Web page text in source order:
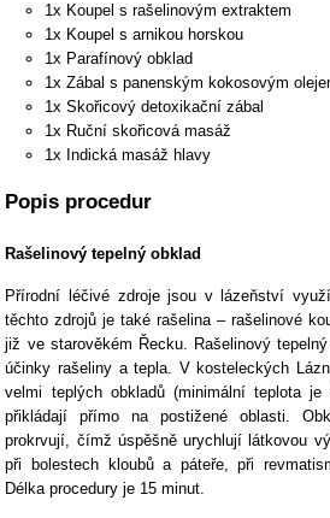
1x Koupel s rašelinovým extraktem
1x Koupel s arnikou horskou
1x Parafínový obklad
1x Zábal s panenským kokosovým
1x Skořicový detoxikační zábal
1x Ruční skořicová masáž
1x Indická masáž hlavy
Popis procedur
Rašelinový tepelný obklad
Přírodní léčivé zdroje jsou v lázeňství
těchto zdrojů je také rašelina – rašelinové
již ve starověkém Řecku. Rašelinový
účinky rašeliny a tepla. V kosteleckých
velmi teplých obkladů (minimální teplota
přikládají přímo na postižené oblasti.
prokrvují, čímž úspěšně urychlují látkovou
při bolestech kloubů a páteře, při
Délka procedury je 15 minut.